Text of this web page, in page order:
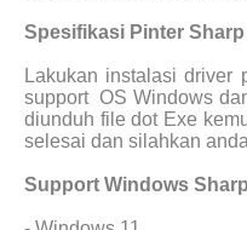
Spesifikasi Pinter Sharp
Lakukan instalasi driver
support OS Windows
diunduh file dot Exe
selesai dan silahkan
Support Windows